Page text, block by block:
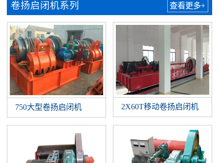
卷扬启闭机系列 查看更多+
750大型卷扬启闭机 2X60T移动卷扬启闭机